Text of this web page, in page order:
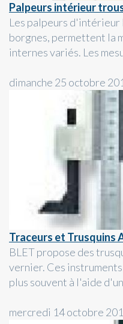
Palpeurs intérieur
Les palpeurs d'intérieur
borgnes, permettent la
internes variés. Les
dimanche 25 octobre
Traceurs et Trusquins
BLET propose des
vernier. Ces
plus souvent à l'aide
mercredi 14 octobre